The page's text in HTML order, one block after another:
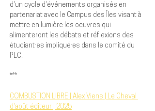
d'un cycle d'événements organisés en
partenariat avec le Campus des Îles visant à
mettre en lumière les oeuvres qui
alimenteront les débats et réflexions des
étudiant·es impliqué·es dans le comité du
PLC.
***
COMBUSTION LIBRE | Alex Viens | Le Cheval
d'août éditeur | 2025